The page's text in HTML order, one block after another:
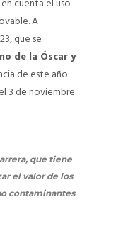
cuenta el uso
A
que se
de la Óscar y
de este año
3 de noviembre
que tiene
el valor de los
contaminantes